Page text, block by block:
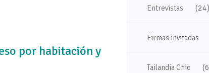
por habitación y
Entrevistas (24)
Firmas invitadas
Tailandia Chic